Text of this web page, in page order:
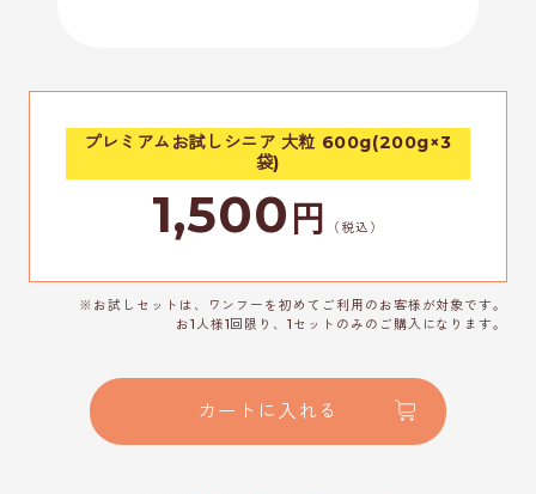
プレミアムお試しシニア 大粒 600g(200g×3
袋)
1,500 円 （税込）
※お試しセットは、ワンフーを初めてご利用のお客様が対象です。
お1人様1回限り、1セットのみのご購入になります。
カートに入れる